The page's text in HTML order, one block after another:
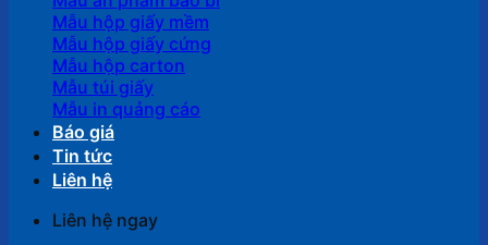
Mẫu hộp giấy mềm
Mẫu hộp giấy cứng
Mẫu hộp carton
Mẫu túi giấy
Mẫu in quảng cáo
Báo giá
Tin tức
Liên hệ
Liên hệ ngay